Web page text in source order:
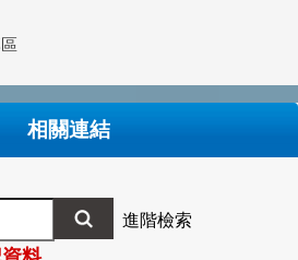
相關連結
進階檢索